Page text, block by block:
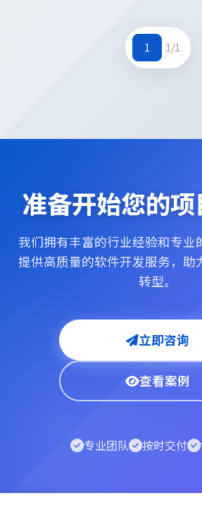
1 1/1
准备开始您的项
我们拥有丰富的行业经验和专业
提供高质量的软件开发服务，助
转型。
立即咨询
查看案例
专业团队 按时交付